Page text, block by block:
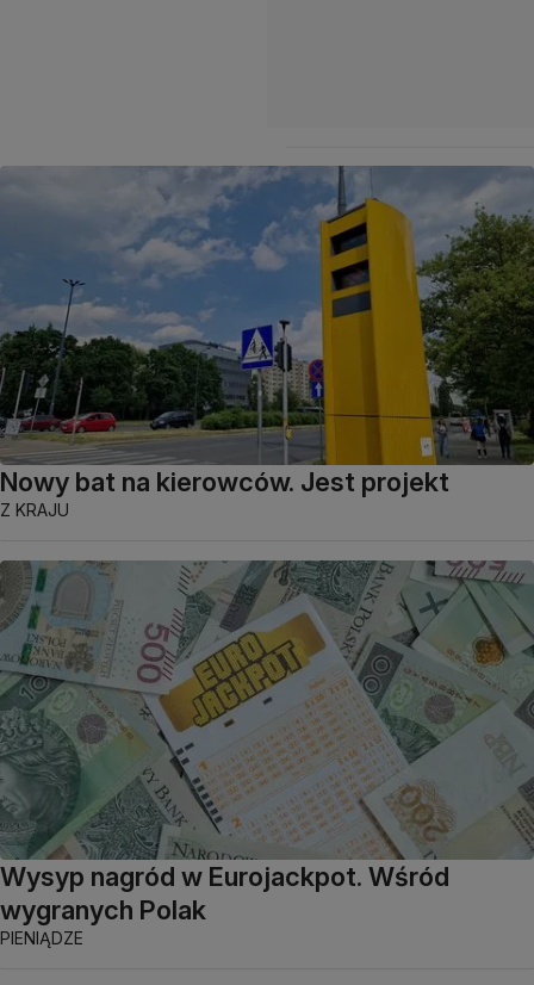
Nowy bat na kierowców. Jest projekt
Z KRAJU
Wysyp nagród w Eurojackpot. Wśród
wygranych Polak
PIENIĄDZE